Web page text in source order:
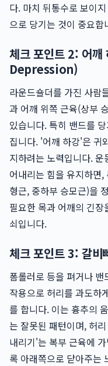
다. 마치 뒤통수로 보이
으로 당기는 것이 중요합
체크 포인트 2: 어
Depression)
라운드숄더를 가진 사람
과 어깨 위쪽 근육(상부
있습니다. 특히 밴드를
집니다. '어깨 하강'은 귀
지하려는 노력입니다.
어내리는 힘을 유지하면
형근, 중하부 승모근)을
필요한 목과 어깨의 긴
쇠입니다.
체크 포인트 3: 갈
폼롤러로 등을 펴거나
작용으로 허리를 과도하
를 합니다. 이는 흉추의
는 잘못된 패턴이며, 허
내리기'는 복부 근육에
록 아래쪽으로 닫아주는